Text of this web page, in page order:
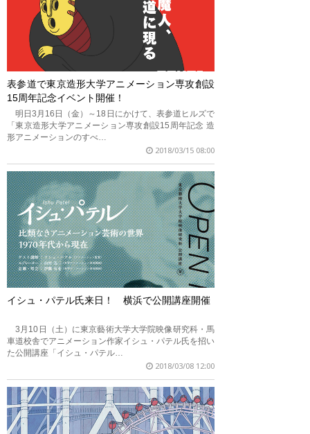
表参道で東京造形大学アニメーション専攻創設
15周年記念イベント開催！
明日3月16日（金）～18日にかけて、表参道ヒルズで
「東京造形大学アニメーション専攻創設15周年記念 造
形アニメーションのすべ…
2018/03/15 08:00
イシュ・パテル氏来日！ 横浜で公開講座開催
3月10日（土）に東京藝術大学大学院映像研究科・馬
車道校舎でアニメーション作家イシュ・パテル氏を招い
た公開講座「イシュ・パテル…
2018/03/08 12:00